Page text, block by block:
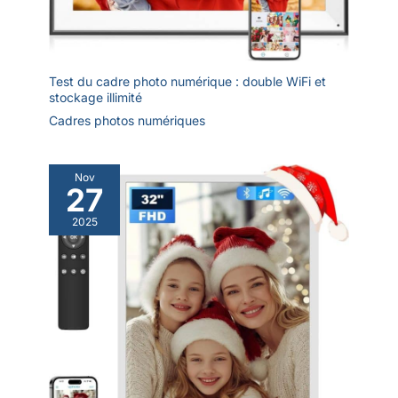
nous engageons à vous
fournir une solution
satisfaisante dans les 24
secondes) sur le cadre
photo numérique. Le
cadre dispose d'une
mémoire interne de 32
Go et permet l'insertion
Go) pour étendre la
Vous pouvez partager
sans effort et en toute
sécurité de nombreux
moments merveilleux.
【Personnalisation
Intelligente à Portée de
Main】Personnalisez
sans effort votre cadre
photo numérique pour
qu'il reflète votre style
unique. Profitez de
fonctionnalités telles que
l'ordre d'affichage
Test du cadre photo numérique : double WiFi et
stockage illimité
Cadres photos numériques
Nov
27
2025